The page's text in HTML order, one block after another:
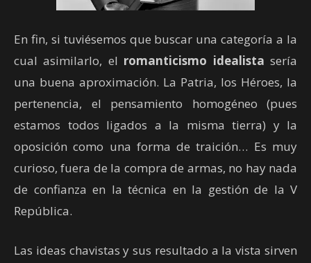
En fin, si tuviésemos que buscar una categoría a la
cual asimilarlo, el romanticismo idealista sería
una buena aproximación. La Patria, los Héroes, la
pertenencia, el pensamiento homogéneo (pues
estamos todos ligados a la misma tierra) y la
oposición como una forma de traición… Es muy
curioso, fuera de la compra de armas, no hay nada
de confianza en la técnica en la gestión de la V
República.
Las ideas chavistas y sus resultado a la vista sirven